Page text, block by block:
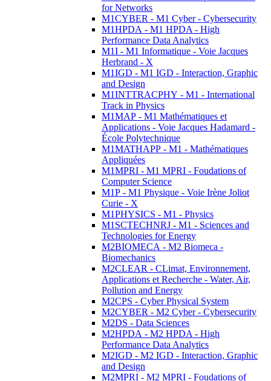
for Networks
M1CYBER - M1 Cyber - Cybersecurity
M1HPDA - M1 HPDA - High
Performance Data Analytics
M1I - M1 Informatique - Voie Jacques
Herbrand - X
M1IGD - M1 IGD - Interaction, Graphic
and Design
M1INTTRACPHY - M1 - International
Track in Physics
M1MAP - M1 Mathématiques et
Applications - Voie Jacques Hadamard -
École Polytechnique
M1MATHAPP - M1 - Mathématiques
Appliquées
M1MPRI - M1 MPRI - Foudations of
Computer Science
M1P - M1 Physique - Voie Irène Joliot
Curie - X
M1PHYSICS - M1 - Physics
M1SCTECHNRJ - M1 - Sciences and
Technologies for Energy
M2BIOMECA - M2 Biomeca -
Biomechanics
M2CLEAR - CLimat, Environnement,
Applications et Recherche - Water, Air,
Pollution and Energy
M2CPS - Cyber Physical System
M2CYBER - M2 Cyber - Cybersecurity
M2DS - Data Sciences
M2HPDA - M2 HPDA - High
Performance Data Analytics
M2IGD - M2 IGD - Interaction, Graphic
and Design
M2MPRI - M2 MPRI - Foudations of